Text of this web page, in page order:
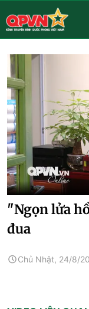
"Ngọn lửa
đua
Chủ Nhật, 24/8/